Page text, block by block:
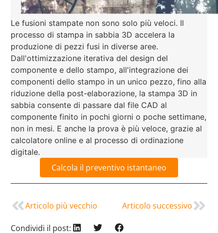
Le fusioni stampate non sono solo più veloci. Il
processo di stampa in sabbia 3D accelera la
produzione di pezzi fusi in diverse aree.
Dall'ottimizzazione iterativa del design del
componente e dello stampo, all'integrazione dei
componenti dello stampo in un unico pezzo, fino alla
riduzione della post-elaborazione, la stampa 3D in
sabbia consente di passare dal file CAD al
componente finito in pochi giorni o poche settimane,
non in mesi. E anche la prova è più veloce, grazie al
calcolatore online e al processo di ordinazione
digitale.
Calcola il preventivo istantaneo
Articolo più vecchio Articolo successivo
Condividi il post: